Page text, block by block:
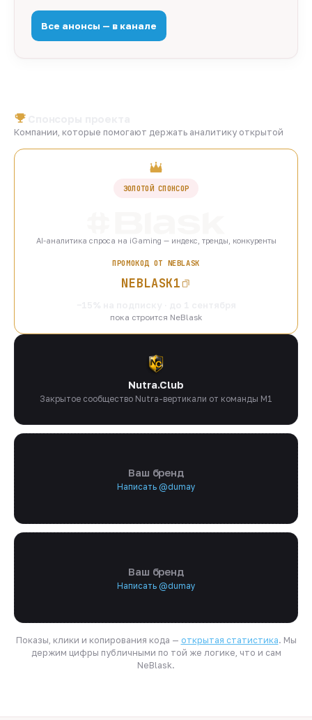
Все анонсы — в канале
Компании, которые помогают держать аналитику открытой
ЗОЛОТОЙ СПОНСОР
AI-аналитика спроса на iGaming — индекс, тренды, конкуренты
ПРОМОКОД ОТ NEBLASK
NEBLASK1
пока строится NeBlask
Nutra.Club
Закрытое сообщество Nutra-вертикали от команды M1
Ваш бренд
Написать @dumay
Ваш бренд
Написать @dumay
Показы, клики и копирования кода — открытая статистика. Мы
держим цифры публичными по той же логике, что и сам
NeBlask.